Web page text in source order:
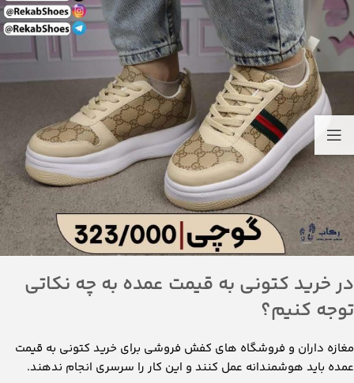
در خرید کتونی به قیمت عمده به چه نکاتی
توجه کنیم؟
مغازه داران و فروشگاه های کفش فروشی برای خرید کتونی به قیمت
عمده باید هوشمندانه عمل کنند و این کار را سرسری انجام ندهند.